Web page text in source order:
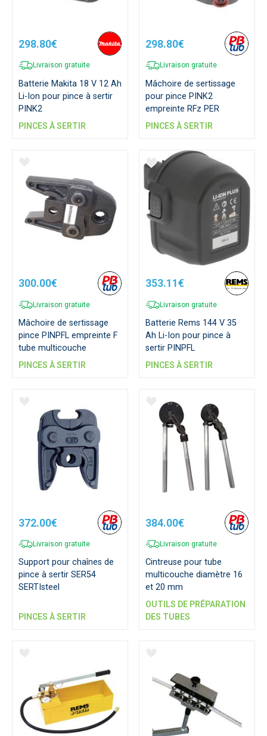
298.80€
Livraison gratuite
Batterie Makita 18 V 12 Ah
Li-Ion pour pince à sertir
PINK2
PINCES À SERTIR
298.80€
Livraison gratuite
Mâchoire de sertissage
pour pince PINK2
empreinte RFz PER
PINCES À SERTIR
300.00€
Livraison gratuite
Mâchoire de sertissage
pince PINPFL empreinte F
tube multicouche
PINCES À SERTIR
353.11€
Livraison gratuite
Batterie Rems 144 V 35
Ah Li-Ion pour pince à
sertir PINPFL
PINCES À SERTIR
372.00€
Livraison gratuite
Support pour chaînes de
pince à sertir SER54
SERTIsteel
PINCES À SERTIR
384.00€
Livraison gratuite
Cintreuse pour tube
multicouche diamètre 16
et 20 mm
OUTILS DE PRÉPARATION
DES TUBES